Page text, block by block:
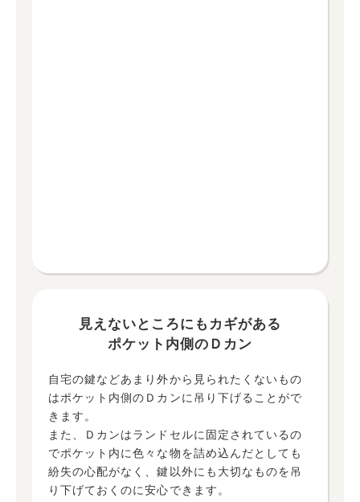
見えないところにもカギがある
ポケット内側のＤカン
自宅の鍵などあまり外から見られたくないもの
はポケット内側のＤカンに吊り下げることがで
きます。
また、Ｄカンはランドセルに固定されているの
でポケット内に色々な物を詰め込んだとしても
紛失の心配がなく、鍵以外にも大切なものを吊
り下げておくのに安心できます。